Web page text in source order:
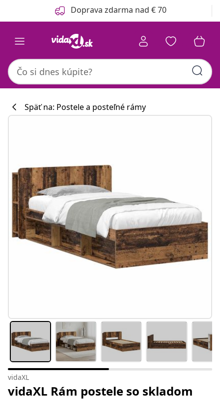
Predchádzajúce Doprava zdarma nad € 70
Späť na: Postele a posteľné rámy
vidaXL
vidaXL Rám postele so skladom